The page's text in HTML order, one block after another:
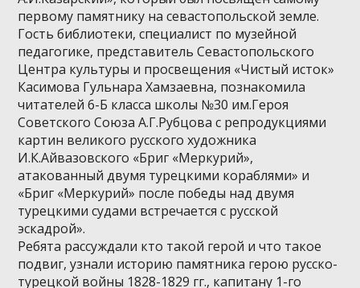
первому памятнику на севастопольской земле.
Гость библиотеки, специалист по музейной
педагогике, представитель Севастопольского
Центра культуры и просвещения «Чистый исток»
Касимова Гульнара Хамзаевна, познакомила
читателей 6-Б класса школы №30 им.Героя
Советского Союза А.Г.Рубцова с репродукциями
картин великого русского художника
И.К.Айвазовского «Бриг «Меркурий»,
атакованный двумя турецкими кораблями» и
«Бриг «Меркурий» после победы над двумя
турецкими судами встречается с русской
эскадрой».
Ребята рассуждали кто такой герой и что такое
подвиг, узнали историю памятника герою русско-
турецкой войны 1828-1829 гг., капитану 1-го